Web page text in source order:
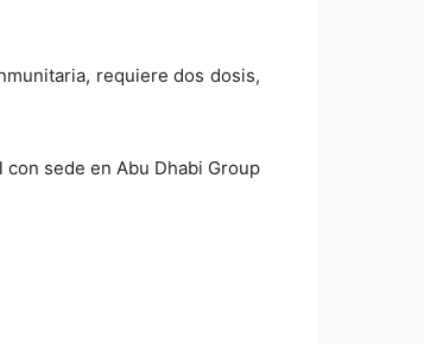
requiere dos dosis,
sede en Abu Dhabi Group